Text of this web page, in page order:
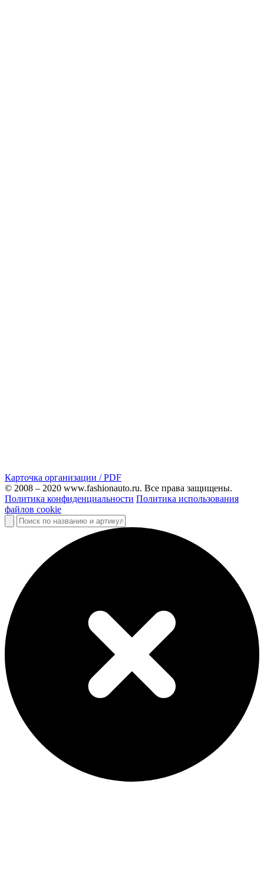
Карточка организации / PDF
© 2008 – 2020 www.fashionauto.ru. Все права защищены.
Политика конфиденциальности Политика использования
файлов cookie